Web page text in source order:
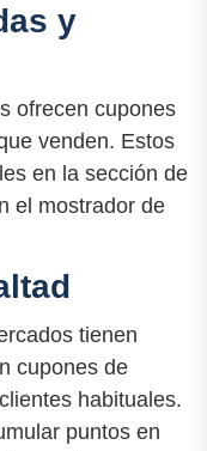
y
ofrecen cupones
venden. Estos
en la sección de
el mostrador de
tienen
cupones de
habituales.
puntos en